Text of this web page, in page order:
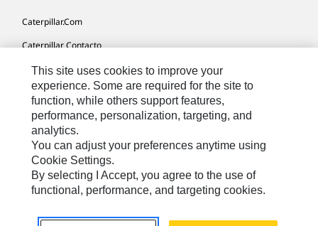
Caterpillar.com
Caterpillar Contacto
Mis Preferencias De Marketing
Site Map
Cookie Settings
Legal
Privacy
US- Español© 2026 Caterpillar. Todos los derechos reservados.
This site uses cookies to improve your
experience. Some are required for the site to
function, while others support features,
performance, personalization, targeting, and
analytics.
You can adjust your preferences anytime using
Cookie Settings.
By selecting I Accept, you agree to the use of
functional, performance, and targeting cookies.